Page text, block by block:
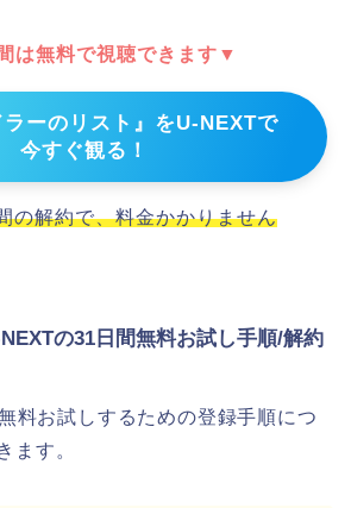
は無料で視聴できます▼
ーのリスト』をU-NEXTで
今すぐ観る！
解約で、料金かかりません
NEXTの31日間無料お試し手順/解約
料お試しするための登録手順につ
ます。